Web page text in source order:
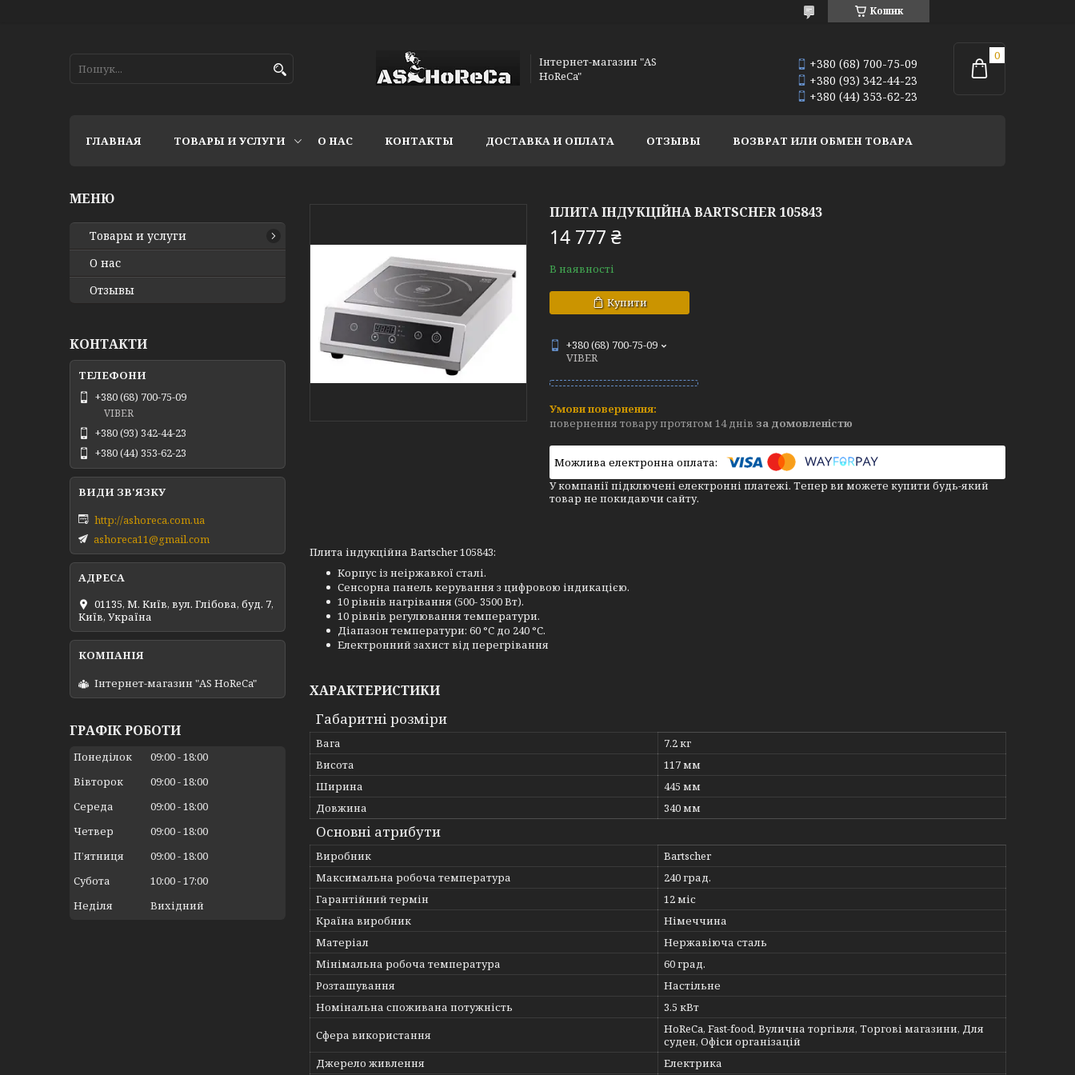
Кошик
Інтернет-магазин "AS
HoReCa"
+380 (68) 700-75-09
+380 (93) 342-44-23
+380 (44) 353-62-23
ГЛАВНАЯ ТОВАРЫ И УСЛУГИ О НАС КОНТАКТЫ ДОСТАВКА И ОПЛАТА ОТЗЫВЫ ВОЗВРАТ ИЛИ ОБМЕН ТОВАРА
ПЛИТА ІНДУКЦІЙНА BARTSCHER 105843
14 777 ₴
В наявності
Купити
+380 (68) 700-75-09
VIBER
повернення товару протягом 14 днів за домовленістю
У компанії підключені електронні платежі. Тепер ви можете купити будь-який
товар не покидаючи сайту.
Плита індукційна Bartscher 105843:
Корпус із неіржавкої сталі.
Сенсорна панель керування з цифровою індикацією.
10 рівнів нагрівання (500- 3500 Вт).
10 рівнів регулювання температури.
Діапазон температури: 60 °C до 240 °C.
Електронний захист від перегрівання
ХАРАКТЕРИСТИКИ
Габаритні розміри
Вага
7.2 кг
Висота
117 мм
Ширина
445 мм
Довжина
340 мм
Основні атрибути
Виробник
Bartscher
Максимальна робоча температура
240 град.
Гарантійний термін
12 міс
Країна виробник
Німеччина
Матеріал
Нержавіюча сталь
Мінімальна робоча температура
60 град.
Розташування
Настільне
Номінальна споживана потужність
3.5 кВт
Сфера використання
HoReCa, Fast-food, Вулична торгівля, Торгові магазини, Для
суден, Офіси організацій
Джерело живлення
Електрика
Товары и услуги
О нас
Отзывы
КОНТАКТИ
+380 (68) 700-75-09
VIBER
+380 (93) 342-44-23
+380 (44) 353-62-23
http://ashoreca.com.ua
ashoreca11@gmail.com
01135, М. Київ, вул. Глібова, буд. 7,
Київ, Україна
Інтернет-магазин "AS HoReCa"
ГРАФІК РОБОТИ
Понеділок 09:00 18:00
Вівторок
09:00 18:00
Середа
09:00 18:00
Четвер
09:00 18:00
Пʼятниця
09:00 18:00
Субота
10:00 17:00
Неділя
Вихідний